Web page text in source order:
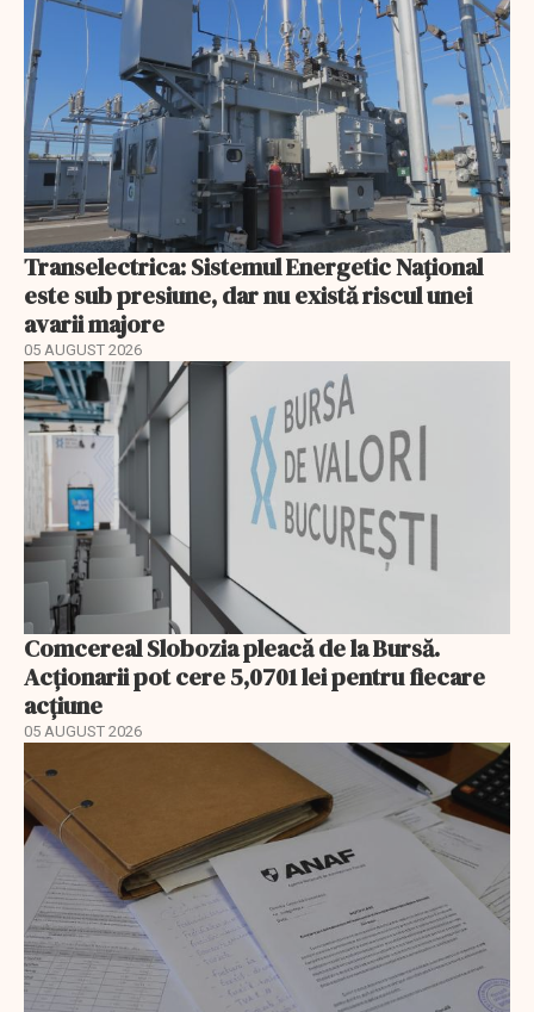
Transelectrica: Sistemul Energetic Național
este sub presiune, dar nu există riscul unei
avarii majore
05 AUGUST 2026
Comcereal Slobozia pleacă de la Bursă.
Acționarii pot cere 5,0701 lei pentru fiecare
acțiune
05 AUGUST 2026